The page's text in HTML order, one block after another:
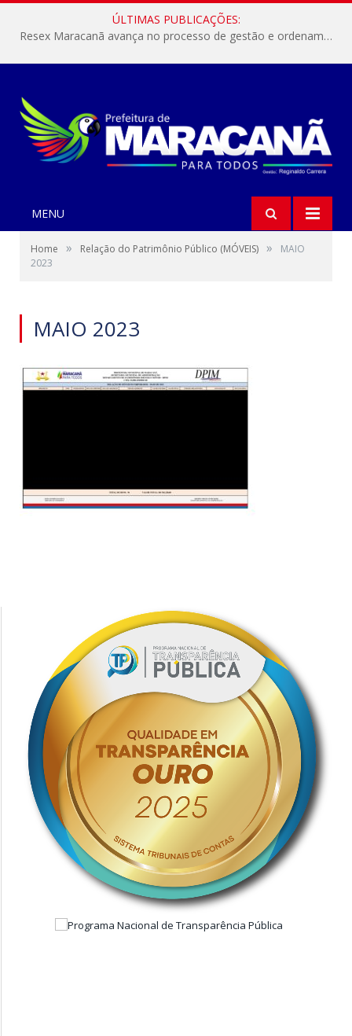
ÚLTIMAS PUBLICAÇÕES:
Resex Maracanã avança no processo de gestão e ordenamento do turismo em nossas áreas protegidas.
MENU
Home » Relação do Patrimônio Público (MÓVEIS) »
MAIO
2023
MAIO 2023